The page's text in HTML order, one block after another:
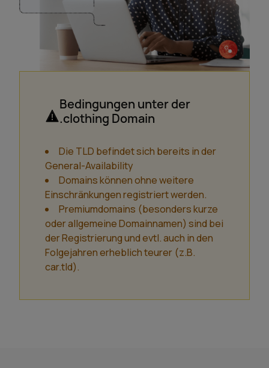
Bedingungen unter der
.clothing Domain
Die TLD befindet sich bereits in der
General-Availability
Domains können ohne weitere
Einschränkungen registriert werden.
Premiumdomains (besonders kurze
oder allgemeine Domainnamen) sind bei
der Registrierung und evtl. auch in den
Folgejahren erheblich teurer (z.B.
car.tld).